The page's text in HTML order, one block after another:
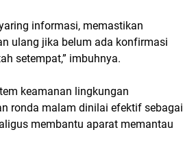
informasi, memastikan
ulang jika belum ada konfirmasi
setempat,” imbuhnya.
keamanan lingkungan
ronda malam dinilai efektif sebagai
membantu aparat memantau